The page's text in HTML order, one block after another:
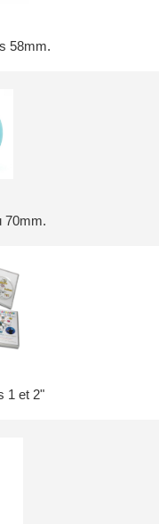
58mm.
70mm.
1 et 2"